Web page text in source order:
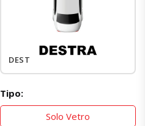
DESTRO
Tipo:
Solo Vetro